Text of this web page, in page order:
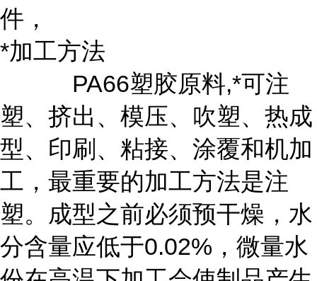
件，
*加工方法
PA66塑胶原料,*可注
塑、挤出、模压、吹塑、热成
型、印刷、粘接、涂覆和机加
工，最重要的加工方法是注
塑。成型之前必须预干燥，水
分含量应低于0.02%，微量水